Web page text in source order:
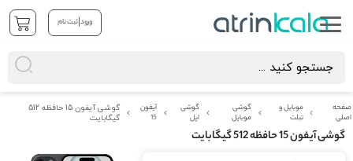
ورود|ثبت نام
صفحه
اصلی
موبایل و
تبلت
گوشی
موبایل
گوشی
اپل
آیفون
15
گوشی آیفون 15 حافظه 512
گیگابایت
گوشی آیفون 15 حافظه 512 گیگابایت
رفتن